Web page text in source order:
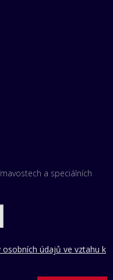
a speciálních
osobních údajů ve vztahu k